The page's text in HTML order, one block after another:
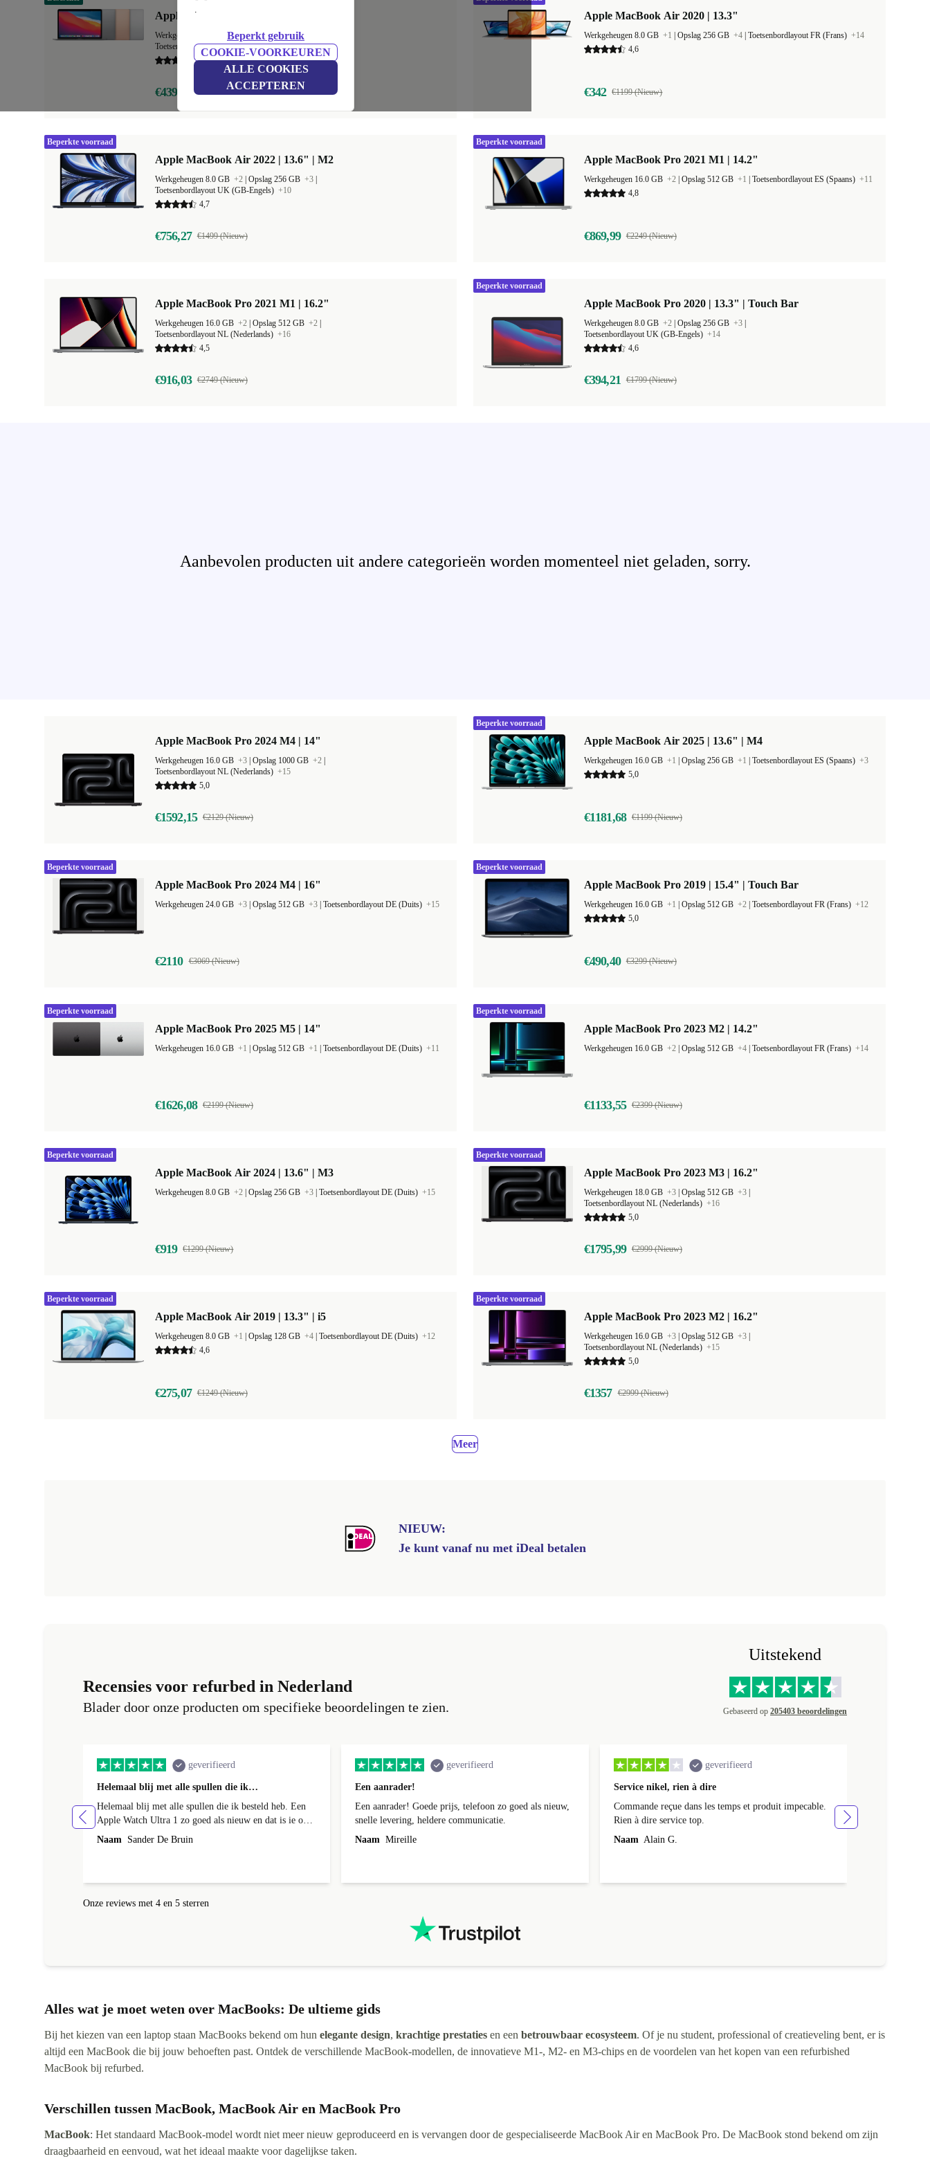
.
Beperkt gebruik
COOKIE-VOORKEUREN
ALLE COOKIES
ACCEPTEREN
Apple MacBook Air 2020 | 13.3" | M1
Werkgeheugen 8.0 GB+1 |Opslag 128 GB+4
Toetsenbordlayout NL (Nederlands)+19
4,9
€439 €1129 (Nieuw)
Apple MacBook Air 2020 | 13.3"
Werkgeheugen 8.0 GB +1 Opslag 256 GB +4 Toetsenbordlayout FR (Frans) +14
4,6
€342 €1199 (Nieuw)
Apple MacBook Air 2022 | 13.6" | M2
Werkgeheugen 8.0 GB +2 Opslag 256 GB +3
Toetsenbordlayout UK (GB-Engels) +10
4,7
€756,27 €1499 (Nieuw)
Beperkte voorraad
Apple MacBook Pro 2021 M1 | 14.2"
Werkgeheugen 16.0 GB +2 Opslag 512 GB +1 Toetsenbordlayout ES (Spaans) +11
4,8
€869,99 €2249 (Nieuw)
Beperkte voorraad
Apple MacBook Pro 2021 M1 | 16.2"
Werkgeheugen 16.0 GB +2 Opslag 512 GB +2
Toetsenbordlayout NL (Nederlands) +16
4,5
€916,03 €2749 (Nieuw)
Apple MacBook Pro 2020 | 13.3" | Touch Bar
Werkgeheugen 8.0 GB +2 Opslag 256 GB +3
Toetsenbordlayout UK (GB-Engels) +14
4,6
€394,21 €1799 (Nieuw)
Beperkte voorraad
Aanbevolen producten uit andere categorieën worden momenteel niet geladen, sorry.
Apple MacBook Pro 2024 M4 | 14"
Werkgeheugen 16.0 GB +3 Opslag 1000 GB +2
Toetsenbordlayout NL (Nederlands) +15
5,0
€1592,15 €2129 (Nieuw)
Apple MacBook Air 2025 | 13.6" | M4
Werkgeheugen 16.0 GB +1 Opslag 256 GB +1 Toetsenbordlayout ES (Spaans) +3
5,0
€1181,68 €1199 (Nieuw)
Beperkte voorraad
Apple MacBook Pro 2024 M4 | 16"
Werkgeheugen 24.0 GB +3 Opslag 512 GB +3 Toetsenbordlayout DE (Duits) +15
€2110 €3069 (Nieuw)
Beperkte voorraad
Apple MacBook Pro 2019 | 15.4" | Touch Bar
Werkgeheugen 16.0 GB +1 Opslag 512 GB +2 Toetsenbordlayout FR (Frans) +12
5,0
€490,40 €3299 (Nieuw)
Beperkte voorraad
Apple MacBook Pro 2025 M5 | 14"
Werkgeheugen 16.0 GB +1 Opslag 512 GB +1 Toetsenbordlayout DE (Duits) +11
€1626,08 €2199 (Nieuw)
Beperkte voorraad
Apple MacBook Pro 2023 M2 | 14.2"
Werkgeheugen 16.0 GB +2 Opslag 512 GB +4 Toetsenbordlayout FR (Frans) +14
€1133,55 €2399 (Nieuw)
Beperkte voorraad
Apple MacBook Air 2024 | 13.6" | M3
Werkgeheugen 8.0 GB +2 Opslag 256 GB +3 Toetsenbordlayout DE (Duits) +15
€919 €1299 (Nieuw)
Beperkte voorraad
Apple MacBook Pro 2023 M3 | 16.2"
Werkgeheugen 18.0 GB +3 Opslag 512 GB +3
Toetsenbordlayout NL (Nederlands) +16
5,0
€1795,99 €2999 (Nieuw)
Beperkte voorraad
Apple MacBook Air 2019 | 13.3" | i5
Werkgeheugen 8.0 GB +1 Opslag 128 GB +4 Toetsenbordlayout DE (Duits) +12
4,6
€275,07 €1249 (Nieuw)
Beperkte voorraad
Apple MacBook Pro 2023 M2 | 16.2"
Werkgeheugen 16.0 GB +3 Opslag 512 GB +3
Toetsenbordlayout NL (Nederlands) +15
5,0
€1357 €2999 (Nieuw)
Beperkte voorraad
Meer
NIEUW:
Je kunt vanaf nu met iDeal betalen
Recensies voor refurbed in Nederland
Blader door onze producten om specifieke beoordelingen te zien.
Uitstekend
Gebaseerd op 205403 beoordelingen
geverifieerd
Helemaal blij met alle spullen die ik…
Helemaal blij met alle spullen die ik besteld heb. Een
Apple Watch Ultra 1 zo goed als nieuw en dat is ie ook
echt. Batterij helemaal in orde en de behuizing had een
onderscheiden van een gloednieuwe uit de verpakking.
Naam Sander De Bruin
geverifieerd
Een aanrader!
Een aanrader! Goede prijs, telefoon zo goed als nieuw,
snelle levering, heldere communicatie.
Naam Mireille
geverifieerd
Service nikel, rien à dire
Commande reçue dans les temps et produit impecable.
Rien à dire service top.
Naam Alain G.
Onze reviews met 4 en 5 sterren
Alles wat je moet weten over MacBooks: De ultieme gids
Bij het kiezen van een laptop staan MacBooks bekend om hun elegante design, krachtige prestaties en een betrouwbaar ecosysteem. Of je nu student, professional of creatieveling bent, er is
altijd een MacBook die bij jouw behoeften past. Ontdek de verschillende MacBook-modellen, de innovatieve M1-, M2- en M3-chips en de voordelen van het kopen van een refurbished
MacBook bij refurbed.
Verschillen tussen MacBook, MacBook Air en MacBook Pro
MacBook: Het standaard MacBook-model wordt niet meer nieuw geproduceerd en is vervangen door de gespecialiseerde MacBook Air en MacBook Pro. De MacBook stond bekend om zijn
draagbaarheid en eenvoud, wat het ideaal maakte voor dagelijkse taken.